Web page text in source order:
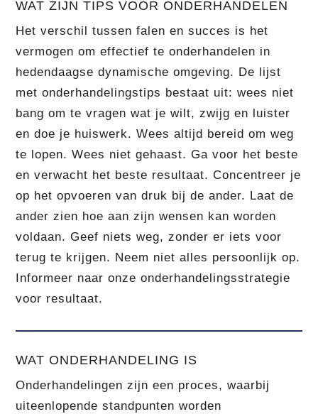
WAT ZIJN TIPS VOOR ONDERHANDELEN
Het verschil tussen falen en succes is het
vermogen om effectief te onderhandelen in
hedendaagse dynamische omgeving. De lijst
met onderhandelingstips bestaat uit: wees niet
bang om te vragen wat je wilt, zwijg en luister
en doe je huiswerk. Wees altijd bereid om weg
te lopen. Wees niet gehaast. Ga voor het beste
en verwacht het beste resultaat. Concentreer je
op het opvoeren van druk bij de ander. Laat de
ander zien hoe aan zijn wensen kan worden
voldaan. Geef niets weg, zonder er iets voor
terug te krijgen. Neem niet alles persoonlijk op.
Informeer naar onze onderhandelingsstrategie
voor resultaat.
WAT ONDERHANDELING IS
Onderhandelingen zijn een proces, waarbij
uiteenlopende standpunten worden